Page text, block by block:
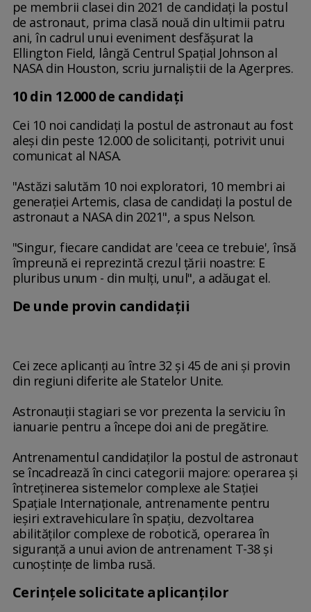
pe membrii clasei din 2021 de candidaţi la postul
de astronaut, prima clasă nouă din ultimii patru
ani, în cadrul unui eveniment desfăşurat la
Ellington Field, lângă Centrul Spaţial Johnson al
NASA din Houston, scriu jurnaliștii de la Agerpres.
10 din 12.000 de candidați
Cei 10 noi candidaţi la postul de astronaut au fost
aleşi din peste 12.000 de solicitanţi, potrivit unui
comunicat al NASA.
"Astăzi salutăm 10 noi exploratori, 10 membri ai
generaţiei Artemis, clasa de candidaţi la postul de
astronaut a NASA din 2021", a spus Nelson.
"Singur, fiecare candidat are 'ceea ce trebuie', însă
împreună ei reprezintă crezul ţării noastre: E
pluribus unum - din mulţi, unul", a adăugat el.
De unde provin candidații
Cei zece aplicanţi au între 32 şi 45 de ani şi provin
din regiuni diferite ale Statelor Unite.
Astronauţii stagiari se vor prezenta la serviciu în
ianuarie pentru a începe doi ani de pregătire.
Antrenamentul candidaţilor la postul de astronaut
se încadrează în cinci categorii majore: operarea şi
întreţinerea sistemelor complexe ale Staţiei
Spaţiale Internaţionale, antrenamente pentru
ieşiri extravehiculare în spaţiu, dezvoltarea
abilităţilor complexe de robotică, operarea în
siguranţă a unui avion de antrenament T-38 şi
cunoştinţe de limba rusă.
Cerinţele solicitate aplicanţilor